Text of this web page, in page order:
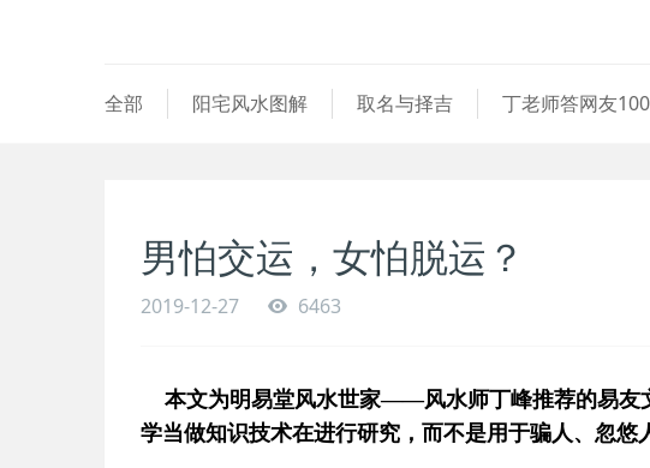
全部 阳宅风水图解 取名与择吉 丁老师答网友
男怕交运，女怕脱运？
2019-12-27 6463
本文为明易堂风水世家——风水师丁峰推荐的易友
学当做知识技术在进行研究，而不是用于骗人、忽悠